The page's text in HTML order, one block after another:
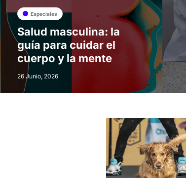
Especiales
Salud masculina: la
guía para cuidar el
cuerpo y la mente
26 Junio, 2026